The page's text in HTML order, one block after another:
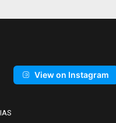
View on Instagram